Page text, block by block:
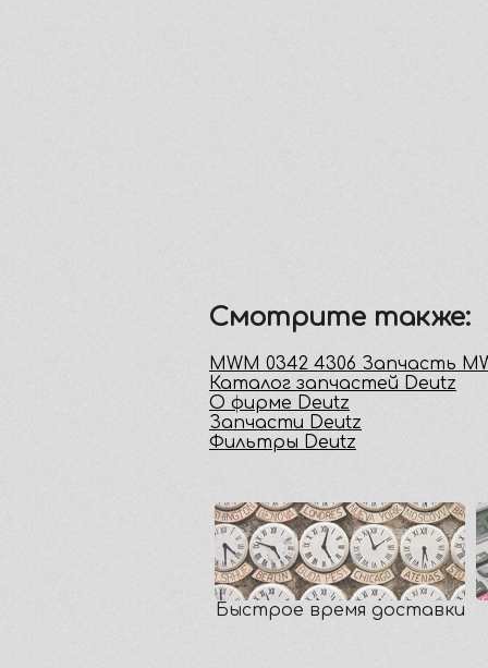
Смотрите также:
MWM 0342 4306 Запчасть
Каталог запчастей Deutz
О фирме Deutz
Запчасти Deutz
Фильтры Deutz
Быстрое время доставки